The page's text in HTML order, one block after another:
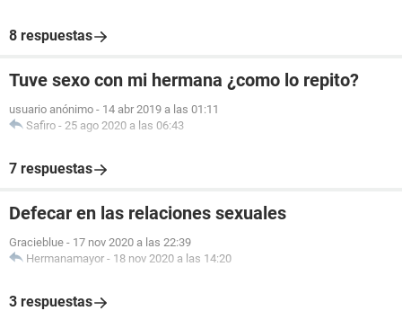
8 respuestas
Tuve sexo con mi hermana ¿como lo repito?
usuario anónimo - 14 abr 2019 a las 01:11
Safiro - 25 ago 2020 a las 06:43
7 respuestas
Defecar en las relaciones sexuales
Gracieblue - 17 nov 2020 a las 22:39
Hermanamayor - 18 nov 2020 a las 14:20
3 respuestas